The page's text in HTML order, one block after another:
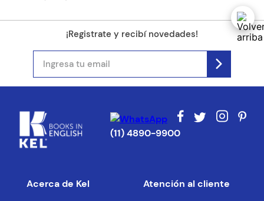
¡Registrate y recibí novedades!
(11) 4890-9900
Acerca de Kel Atención al cliente